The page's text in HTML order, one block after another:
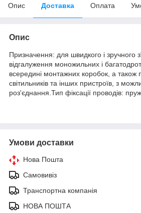
Опис Доставка Оплата
Опис
Призначення: для швидкого і зручного
відгалуження моножильних і
всередині монтажних коробок, а також
світильників та інших пристроїв, з
роз'єднання.Тип фіксації проводів:
Умови доставки
Нова Пошта
Самовивіз
Транспортна компанія
НОВА ПОШТА